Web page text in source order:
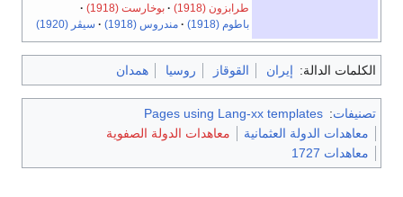
طرابزون (1918)
بوخارست (1918)
باطوم (1918)
مندروس (1918) سيڤر (1920)
الكلمات الدالة: إيران القوقاز روسيا همدان
تصنيفات:
Pages using Lang-xx templates
معاهدات الدولة العثمانية
معاهدات الدولة الصفوية
معاهدات 1727